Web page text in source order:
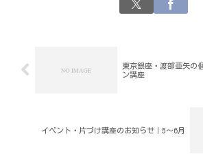
東京銀座・渡部亜矢の
ン講座
イベント・片づけ講座のお知らせ｜5～6月